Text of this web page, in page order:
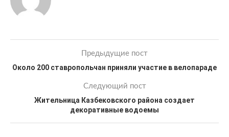
Предыдущие пост
Около 200 ставропольчан приняли участие в велопараде
Следующий пост
Жительница Казбековского района создает
декоративные водоемы